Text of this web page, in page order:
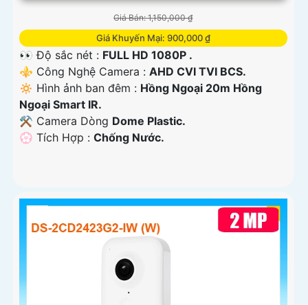
Giá Bán: 1,150,000 ₫
Giá Khuyến Mại: 900,000 ₫
👀 Độ sắc nét : FULL HD 1080P .
⚜️ Công Nghệ Camera : AHD CVI TVI BCS.
🔅 Hình ảnh ban đêm : Hồng Ngoại 20m Hồng
Ngoại Smart IR.
⚒ Camera Dòng Dome Plastic.
️💮 Tích Hợp : Chống Nước.